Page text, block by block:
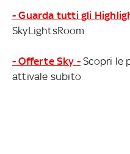
- Guarda tutti gli
SkyLightsRoom
- Offerte Sky - Scopri le
attivale subito